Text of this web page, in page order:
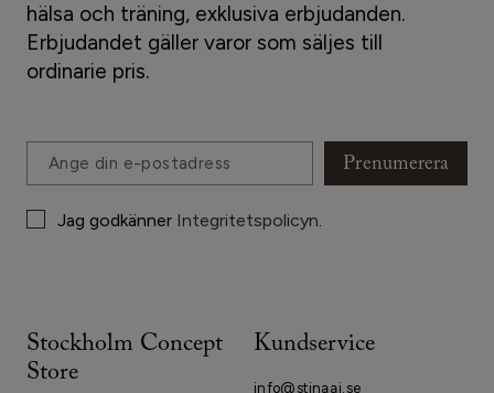
hälsa och träning, exklusiva erbjudanden.
Erbjudandet gäller varor som säljes till
ordinarie pris.
Prenumerera
Jag godkänner Integritetspolicyn.
Stockholm Concept
Store
Kundservice
info@stinaaj.se